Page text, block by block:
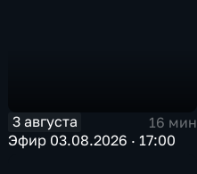
3 августа
16 мин
Эфир 03.08.2026 · 17:00